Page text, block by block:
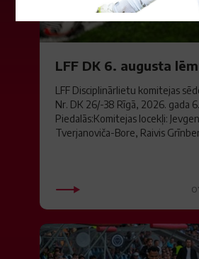
LFF DK 6. augusta
LFF Disciplinārlietu komitejas
Nr. DK 26/-38 Rīgā, 2026. gada
Piedalās:Komitejas locekļi:
Tverjanoviča-Bore, Raivis